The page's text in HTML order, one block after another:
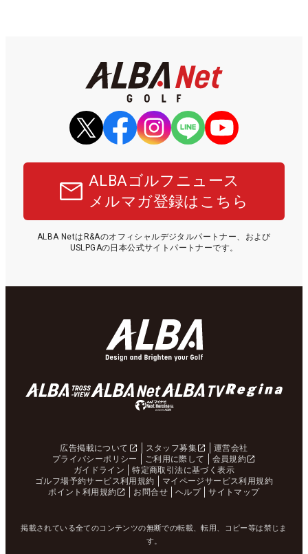
ALBAゴルフニュース
メルマガ登録はこちら
ALBA NetはR&Aのオフィシャルデジタルパートナー、および
USLPGAの日本公式サイトパートナーです。
広告掲載について スタッフ募集
運営会社
プライバシーポリシー
ご利用に際して
会員規約
ガイドライン
特定商取引法に基づく表示
ゴルフ場予約サービス利用規約
マイページサービス利用規約
ポイント利用規約
お問合せ ヘルプ サイトマップ
掲載されている全てのコンテンツの無断での転載、転用、コピー等は禁じま
す。